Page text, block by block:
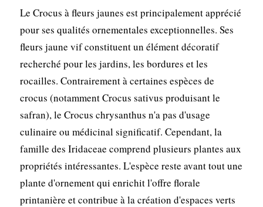
Le Crocus à fleurs jaunes est principalement apprécié
pour ses qualités ornementales exceptionnelles. Ses
fleurs jaune vif constituent un élément décoratif
recherché pour les jardins, les bordures et les
rocailles. Contrairement à certaines espèces de
crocus (notamment Crocus sativus produisant le
safran), le Crocus chrysanthus n'a pas d'usage
culinaire ou médicinal significatif. Cependant, la
famille des Iridaceae comprend plusieurs plantes aux
propriétés intéressantes. L'espèce reste avant tout une
plante d'ornement qui enrichit l'offre florale
printanière et contribue à la création d'espaces verts